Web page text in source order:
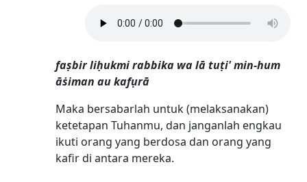
faṣbir liḥukmi rabbika wa lā tuṭi' min-hum
āṡiman au kafụrā
Maka bersabarlah untuk (melaksanakan)
ketetapan Tuhanmu, dan janganlah engkau
ikuti orang yang berdosa dan orang yang
kafir di antara mereka.